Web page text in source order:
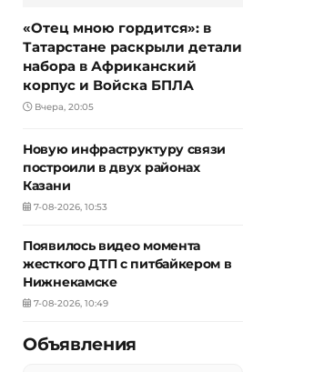
«Отец мною гордится»: в
Татарстане раскрыли детали
набора в Африканский
корпус и Войска БПЛА
Вчера, 20:05
Новую инфраструктуру связи
построили в двух районах
Казани
7-08-2026, 10:53
Появилось видео момента
жесткого ДТП с питбайкером в
Нижнекамске
7-08-2026, 10:49
Объявления